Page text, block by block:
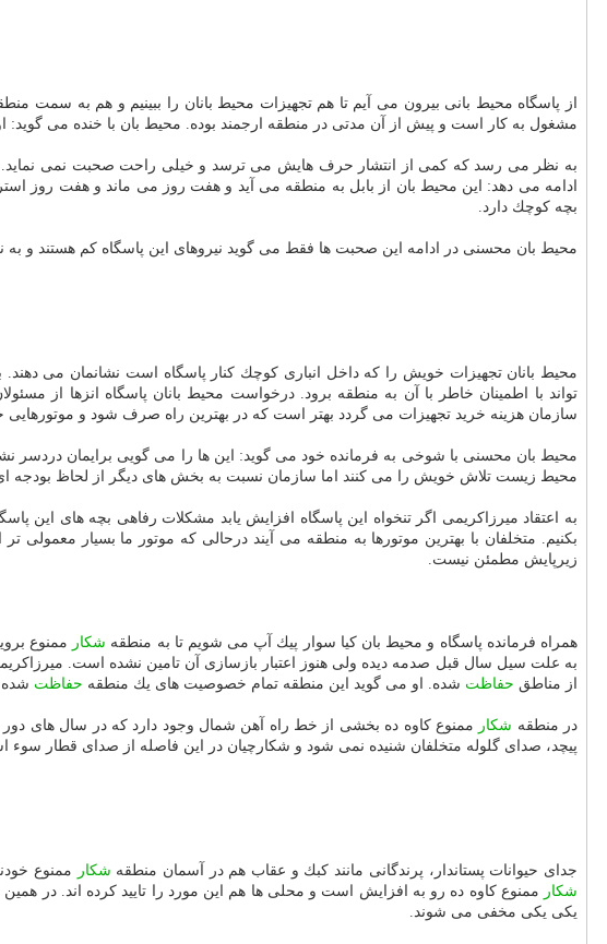
از پاسگاه محیط بانی بیرون می آیم تا هم تجهیزات محیط بانان را ببینیم و هم به سمت
مشغول به كار است و پیش از آن مدتی در منطقه ارجمند بوده. محیط بان با خنده می
به نظر می رسد كه كمی از انتشار حرف هایش می ترسد و خیلی راحت صحبت نمی نماید.
ادامه می دهد: این محیط بان از بابل به منطقه می آید و هفت روز می ماند و هفت روز
بچه كوچك دارد.
محیط بان محسنی در ادامه این صحبت ها فقط می گوید نیروهای این پاسگاه كم هستند و به
تواند با اطمینان خاطر با آن به منطقه برود. درخواست محیط بانان پاسگاه انزها از
سازمان هزینه خرید تجهیزات می گردد بهتر است كه در بهترین راه صرف شود و موتورهایی
محیط بان محسنی با شوخی به فرمانده خود می گوید: این ها را می گویی برایمان دردسر
محیط زیست تلاش خویش را می كنند اما سازمان نسبت به بخش های دیگر از لحاظ
به اعتقاد میرزاكریمی اگر تنخواه این پاسگاه افزایش یابد مشكلات رفاهی بچه های
بكنیم. متخلفان با بهترین موتورها به منطقه می آیند درحالی كه موتور ما بسیار
زیرپایش مطمئن نیست.
همراه فرمانده پاسگاه و محیط بان كیا سوار پیك آپ می شویم تا به منطقه شكار ممنوع
به علت سیل سال قبل صدمه دیده ولی هنوز اعتبار بازسازی آن تامین نشده است.
از مناطق حفاظت شده. او می گوید این منطقه تمام خصوصیت های یك منطقه حفاظت شده
در منطقه شكار ممنوع كاوه ده بخشی از خط راه آهن شمال وجود دارد كه در سال های
پیچد، صدای گلوله متخلفان شنیده نمی شود و شكارچیان در این فاصله از صدای قطار
جدای حیوانات پستاندار، پرندگانی مانند كبك و عقاب هم در آسمان منطقه شكار ممنوع
شكار
ممنوع كاوه ده رو به افزایش است و محلی ها هم این مورد را تایید كرده اند. در
یكی یكی مخفی می شوند.